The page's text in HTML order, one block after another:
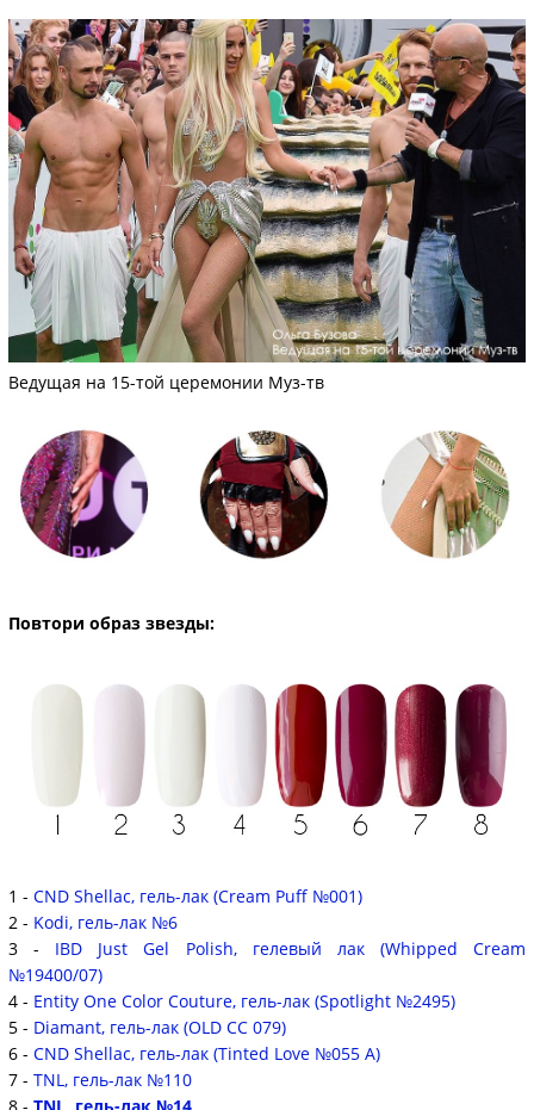
Ведущая на 15-той церемонии Муз-тв
Повтори образ звезды:
1 - CND Shellac, гель-лак (Cream Puff №001)
2 - Kodi, гель-лак №6
3 - IBD Just Gel Polish, гелевый лак (Whipped Cream
№19400/07)
4 - Entity One Color Couture, гель-лак (Spotlight №2495)
5 - Diamant, гель-лак (OLD CC 079)
6 - CND Shellac, гель-лак (Tinted Love №055 A)
7 - TNL, гель-лак №110